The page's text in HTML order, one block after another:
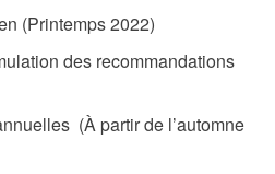
(Printemps 2022)
des recommandations
(À partir de l’automne